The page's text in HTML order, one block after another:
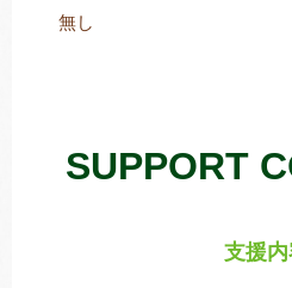
無し
SUPPORT
支援